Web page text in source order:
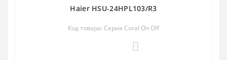
Haier HSU-24HPL103/R3
Код товара: Серия Coral On Off